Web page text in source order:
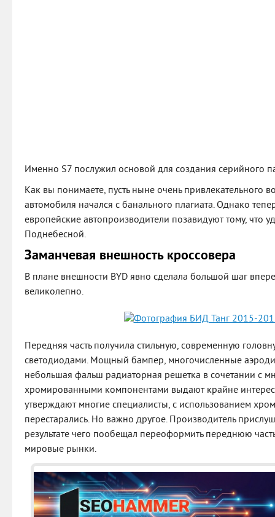
Именно S7 послужил основой для создания серийного
Как вы понимаете, пусть ныне очень привлекательного
автомобиля начался с банального плагиата. Однако
европейские автопроизводители позавидуют тому, что
Поднебесной.
Заманчевая внешность кроссовера
В плане внешности BYD явно сделала большой шаг
великолепно.
Передняя часть получила стильную, современную
светодиодами. Мощный бампер, многочисленные
небольшая фальш радиаторная решетка в сочетании с
хромированными компонентами выдают крайне
утверждают многие специалисты, с использованием
перестарались. Но важно другое. Производитель
результате чего пообещал переоформить переднюю
мировые рынки.